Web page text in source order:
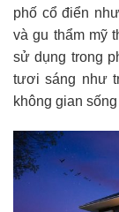
phố cổ điển
và gu thẩm mỹ
sử dụng trong
tươi sáng như
không gian